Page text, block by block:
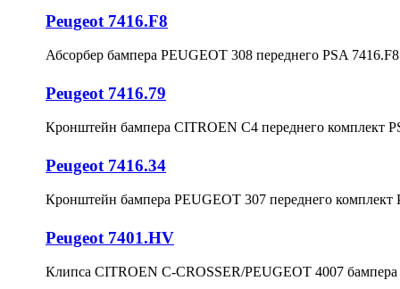
Peugeot 7416.F8
Абсорбер бампера PEUGEOT 308 переднего PSA 7416.F8
Peugeot 7416.79
Кронштейн бампера CITROEN C4 переднего комплект
Peugeot 7416.34
Кронштейн бампера PEUGEOT 307 переднего комплект
Peugeot 7401.HV
Клипса CITROEN C-CROSSER/PEUGEOT 4007